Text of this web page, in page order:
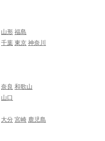
山形 福島
千葉 東京 神奈川
奈良 和歌山
山口
大分 宮崎 鹿児島